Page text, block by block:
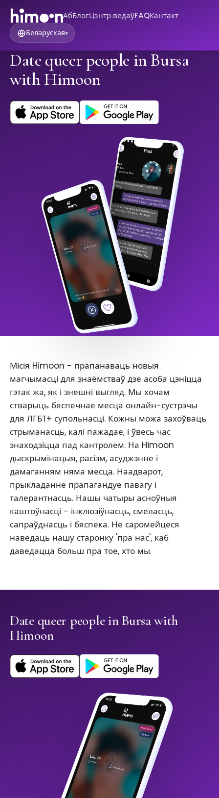
АбБлогЦэнтр ведаўFAQКантакт
Беларуская▾
Date queer people in Bursa
with Himoon
Місія Himoon - прапанаваць новыя
магчымасці для знаёмстваў дзе асоба цэніцца
гэтак жа, як і знешні выгляд. Мы хочам
стварыць бяспечнае месца онлайн-сустрэчы
для ЛГБТ+ супольнасці. Кожны можа захоўваць
стрыманасць, калі пажадае, і ўвесь час
знаходзіцца пад кантролем. На Himoon
дыскрымінацыя, расізм, асуджэнне і
дамаганням няма месца. Наадварот,
прыкладанне прапагандуе павагу і
талерантнасць. Нашы чатыры асноўныя
каштоўнасці - інклюзіўнасць, смеласць,
сапраўднасць і бяспека. Не саромейцеся
наведаць нашу старонку 'пра нас', каб
даведацца больш пра тое, хто мы.
Date queer people in Bursa with
Himoon